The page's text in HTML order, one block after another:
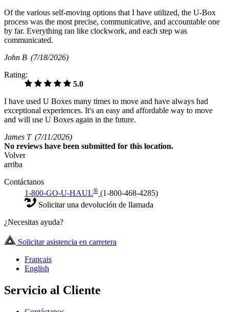
Of the various self-moving options that I have utilized, the U-Box
process was the most precise, communicative, and accountable one
by far. Everything ran like clockwork, and each step was
communicated.
John B (7/18/2026)
Rating:
5.0
I have used U Boxes many times to move and have always had
exceptional experiences. It's an easy and affordable way to move
and will use U Boxes again in the future.
James T (7/11/2026)
No reviews have been submitted for this location.
Volver
arriba
Contáctanos
1-800-GO-U-HAUL® (1-800-468-4285)
Solicitar una devolución de llamada
¿Necesitas ayuda?
Solicitar asistencia en carretera
Français
English
Servicio al Cliente